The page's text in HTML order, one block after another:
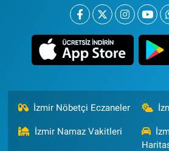
İzmir Nöbetçi Eczaneler
İzmir Namaz Vakitleri